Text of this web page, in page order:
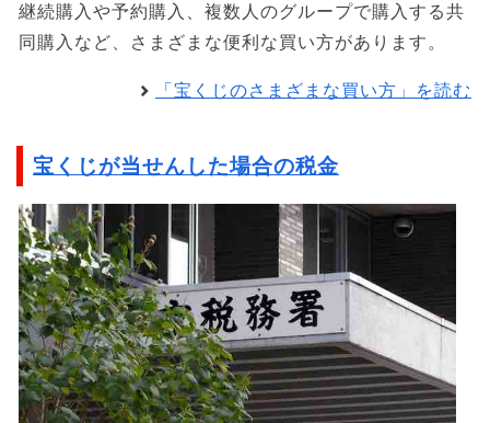
継続購入や予約購入、複数人のグループで購入する共
同購入など、さまざまな便利な買い方があります。
「宝くじのさまざまな買い方」を読む
宝くじが当せんした場合の税金